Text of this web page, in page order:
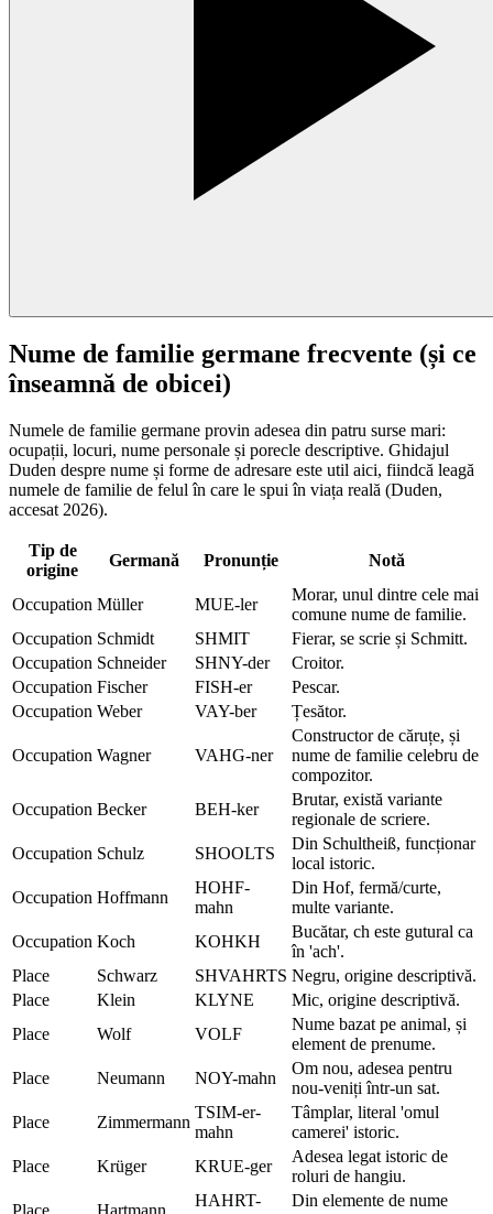
Nume de familie germane frecvente (și ce
înseamnă de obicei)
Numele de familie germane provin adesea din patru surse mari:
ocupații, locuri, nume personale și porecle descriptive. Ghidajul
Duden despre nume și forme de adresare este util aici, fiindcă leagă
numele de familie de felul în care le spui în viața reală (Duden,
accesat 2026).
Tip de
origine
Germană Pronunție Notă
Occupation Müller MUE-ler
Morar, unul dintre cele mai
comune nume de familie.
Occupation Schmidt SHMIT
Fierar, se scrie și Schmitt.
Occupation Schneider SHNY-der
Croitor.
Occupation Fischer FISH-er
Pescar.
Occupation Weber VAY-ber Țesător.
Occupation Wagner VAHG-ner
Constructor de căruțe, și
nume de familie celebru de
compozitor.
Occupation Becker BEH-ker
Brutar, există variante
regionale de scriere.
Occupation Schulz SHOOLTS
Din Schultheiß, funcționar
local istoric.
Occupation Hoffmann
HOHF-
mahn
Din Hof, fermă/curte,
multe variante.
Occupation Koch KOHKH
Bucătar, ch este gutural ca
în 'ach'.
Place
Schwarz SHVAHRTS Negru, origine descriptivă.
Place
Klein KLYNE
Mic, origine descriptivă.
Place
Wolf VOLF
Nume bazat pe animal, și
element de prenume.
Place
Neumann NOY-mahn
Om nou, adesea pentru
nou-veniți într-un sat.
Place
Zimmermann
TSIM-er-
mahn
Tâmplar, literal 'omul
camerei' istoric.
Place
Krüger KRUE-ger
Adesea legat istoric de
roluri de hangiu.
Place
Hartmann
HAHRT-
Din elemente de nume